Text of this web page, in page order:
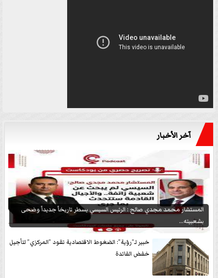
آخر الأخبار
المستشار محمد مجدي صالح : الرئيس السيسي يسطر تاريخاً جديداً وضحى
بشعبيته...
خبير لـ”رؤية”: الضغوط الاقتصادية تقود ”المركزي” لتأجيل
خفض الفائدة